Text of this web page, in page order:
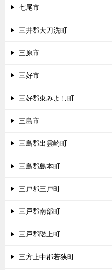
七尾市
三井郡大刀洗町
三原市
三好市
三好郡東みよし町
三島市
三島郡出雲崎町
三島郡島本町
三戸郡三戸町
三戸郡南部町
三戸郡階上町
三方上中郡若狭町